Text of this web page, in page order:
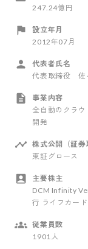
247.24億円
設立年月
2012年07月
代表者氏名
代表取締役 佐
事業内容
全自動のクラ
開発
株式公開（証券
東証グロース
主要株主
DCM Infinity
行 ライフカード
従業員数
1901人